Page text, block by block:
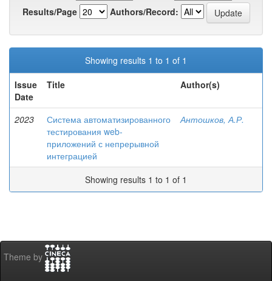
Results/Page
Authors/Record:
Showing results 1 to 1 of 1
Issue
Date
Title Author(s)
2023
Система автоматизированного
тестирования web-
приложений с непрерывной
интеграцией
Антошков, А.Р.
Showing results 1 to 1 of 1
Theme by